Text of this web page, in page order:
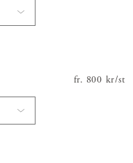
fr. Pris :800
800 kr/st